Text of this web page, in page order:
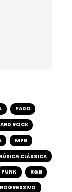
FADO
ROCK
MPB
CLÁSSICA
PUNK R&B